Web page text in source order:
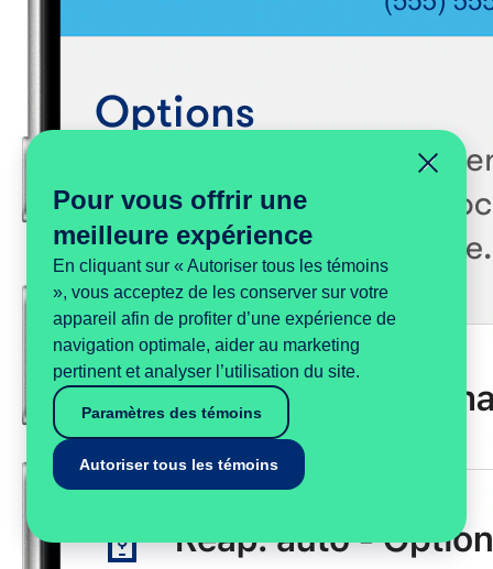
Pour vous offrir une
meilleure expérience
En cliquant sur « Autoriser tous les témoins
», vous acceptez de les conserver sur votre
appareil afin de profiter d’une expérience de
navigation optimale, aider au marketing
pertinent et analyser l’utilisation du site.
Paramètres des témoins
Autoriser tous les témoins